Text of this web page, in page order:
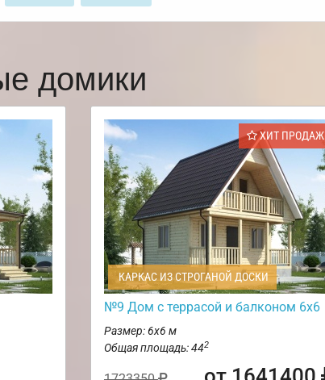
домики
ХИТ ПРОДАЖ
КАРКАС ИЗ СТРОГАНОЙ ДОСКИ
№9 Дом с террасой и балконом 6х6
Размер: 6х6 м
Общая площадь: 442